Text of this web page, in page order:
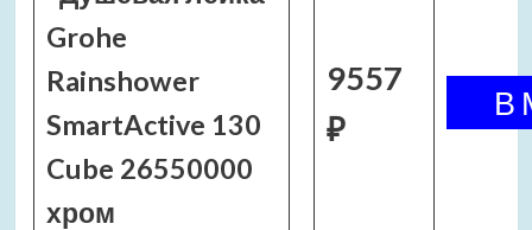
Grohe
Rainshower
SmartActive 130
Cube 26550000
хром
9557
₽